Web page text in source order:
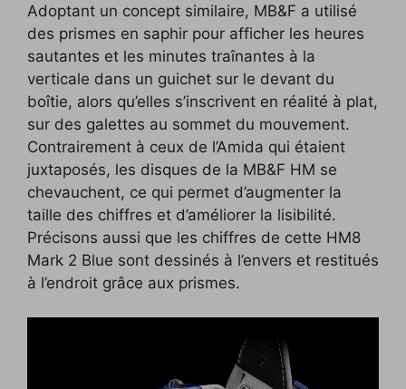
Adoptant un concept similaire, MB&F a utilisé
des prismes en saphir pour afficher les heures
sautantes et les minutes traînantes à la
verticale dans un guichet sur le devant du
boîtie, alors qu’elles s’inscrivent en réalité à plat,
sur des galettes au sommet du mouvement.
Contrairement à ceux de l’Amida qui étaient
juxtaposés, les disques de la MB&F HM se
chevauchent, ce qui permet d’augmenter la
taille des chiffres et d’améliorer la lisibilité.
Précisons aussi que les chiffres de cette HM8
Mark 2 Blue sont dessinés à l’envers et restitués
à l’endroit grâce aux prismes.